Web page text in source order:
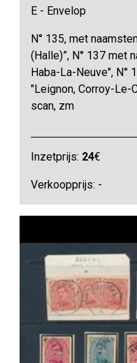
E - Envelop
N° 135, met
(Halle)”, N° 137 met
Haba-La-Neuve", N°
"Leignon, Corroy-Le-
scan, zm
Inzetprijs: 24€
Verkoopprijs: -